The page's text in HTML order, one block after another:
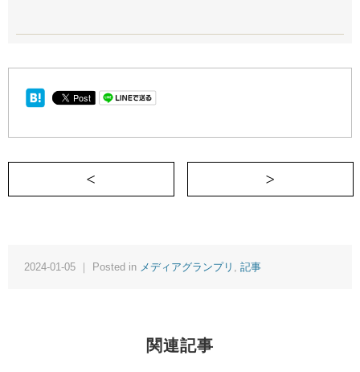
＜ そして、伝統のバトンは渡された
2024-01-05 ｜ Posted in メディアグランプリ 記事
関連記事